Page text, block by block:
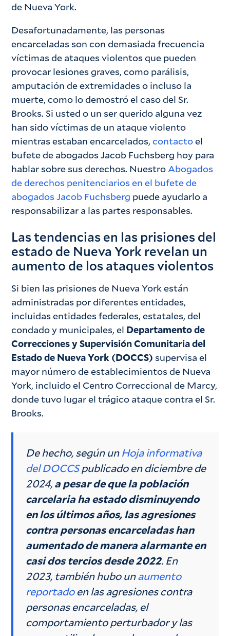
de Nueva York.
Desafortunadamente, las personas
encarceladas son con demasiada frecuencia
víctimas de ataques violentos que pueden
provocar lesiones graves, como parálisis,
amputación de extremidades o incluso la
muerte, como lo demostró el caso del Sr.
Brooks. Si usted o un ser querido alguna vez
han sido víctimas de un ataque violento
mientras estaban encarcelados,contactoel
bufete de abogados Jacob Fuchsberg hoy para
hablar sobre sus derechos. NuestroAbogados
de derechos penitenciarios en el bufete de
abogados Jacob Fuchsberg puede ayudarlo a
responsabilizar a las partes responsables.
Las tendencias en las prisiones del
estado de Nueva York revelan un
aumento de los ataques violentos
Si bien las prisiones de Nueva York están
administradas por diferentes entidades,
incluidas entidades federales, estatales, del
condado y municipales, el Departamento de
Correcciones y Supervisión Comunitaria del
Estado de Nueva York (DOCCS) supervisa el
mayor número de establecimientos de Nueva
York, incluido el Centro Correccional de Marcy,
donde tuvo lugar el trágico ataque contra el Sr.
Brooks.
De hecho, según unHoja informativa
del DOCCSpublicado en diciembre de
2024,a pesar de que la población
carcelaria ha estado disminuyendo
en los últimos años, las agresiones
contra personas encarceladas han
aumentado de manera alarmante en
casi dos tercios desde 2022. En
2023, también hubo unaumento
reportadoen las agresiones contra
personas encarceladas, el
comportamiento perturbador y las